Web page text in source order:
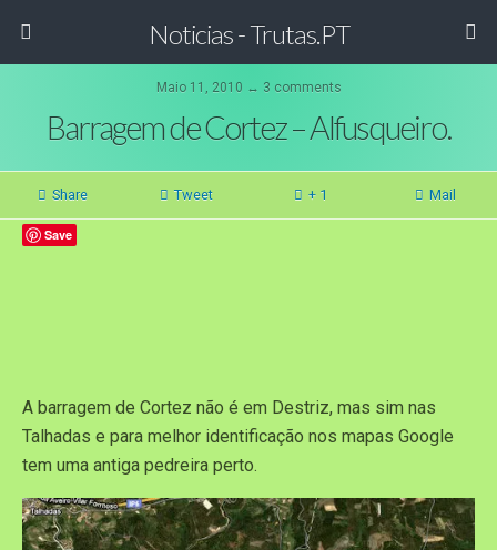
Noticias - Trutas.PT
Maio 11, 2010 ↔ 3 comments
Barragem de Cortez – Alfusqueiro.
Share Tweet + 1 Mail
Save
A barragem de Cortez não é em Destriz, mas sim nas
Talhadas e para melhor identificação nos mapas Google
tem uma antiga pedreira perto.